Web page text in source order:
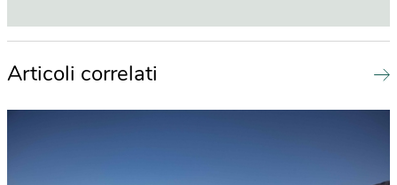
Articoli correlati